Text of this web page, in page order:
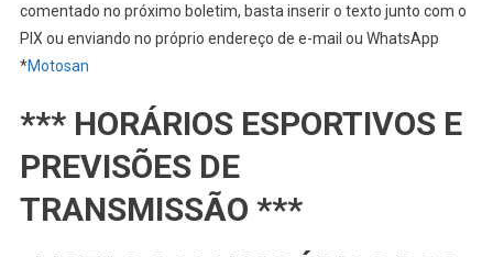
comentado no próximo boletim, basta inserir o texto junto com o
PIX ou enviando no próprio endereço de e-mail ou WhatsApp
*Motosan
*** HORÁRIOS ESPORTIVOS E
PREVISÕES DE
TRANSMISSÃO ***